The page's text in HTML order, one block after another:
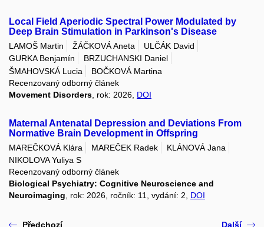
Local Field Aperiodic Spectral Power Modulated by
Deep Brain Stimulation in Parkinson's Disease
LAMOŠ Martin ŽÁČKOVÁ Aneta
ULČÁK David
GURKA Benjamín
BRZUCHANSKI Daniel
ŠMAHOVSKÁ Lucia
BOČKOVÁ Martina
Recenzovaný odborný článek
Movement Disorders , rok: 2026, DOI
Maternal Antenatal Depression and Deviations From
Normative Brain Development in Offspring
MAREČKOVÁ Klára MAREČEK Radek
KLÁNOVÁ Jana
NIKOLOVA Yuliya S
Recenzovaný odborný článek
Biological Psychiatry: Cognitive Neuroscience and
Neuroimaging, rok: 2026, ročník: 11, vydání: 2, DOI
Předchozí Další